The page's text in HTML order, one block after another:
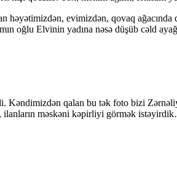
evimizdən, qovaq ağacında
oğlu Elvinin yadına nəsə düşüb cəld
qalan bu tək foto bizi
ilanların məskəni kəpirliyi görmək